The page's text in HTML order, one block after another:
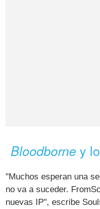
Bloodborne y
"Muchos esperan una
no va a suceder.
nuevas IP", escribe